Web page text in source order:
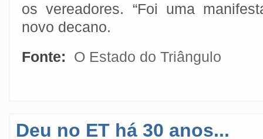
os vereadores. “Foi uma
novo decano.
Fonte:
O Estado do Triângulo
Deu no ET há 30 anos...